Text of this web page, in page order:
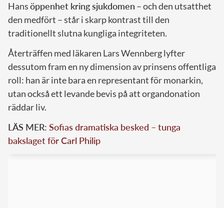
Hansöppenhet kring sjukdomen – och den utsatthet
den medfört – står i skarp kontrast till den
traditionellt slutna kungliga integriteten.
Återträffen med läkaren Lars Wennberg lyfter
dessutom fram en ny dimension av prinsens offentliga
roll: han är inte bara en representant för monarkin,
utan också ett levande bevis på att organdonation
räddar liv.
LÄS MER: Sofias dramatiska besked – tunga
bakslaget för Carl Philip